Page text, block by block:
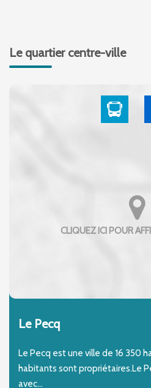
Le quartier centre-ville
Le Pecq
Le Pecq est une ville de 16 350
habitants sont propriétaires.Le
avec...